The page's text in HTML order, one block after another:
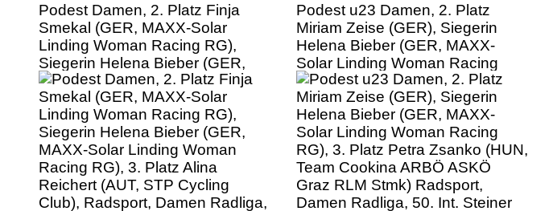
Podest Damen, 2. Platz Finja
Smekal (GER, MAXX-Solar
Linding Woman Racing RG),
Siegerin Helena Bieber (GER,
MAXX-Solar Linding Woman
Racing RG), 3. Platz Alina
Reichert (AUT, STP Cycling
Club), Radsport, Damen Radliga,
50. Int. Steiner Shopping
Erlauftaler Radsporttage
Podest u23 Damen, 2. Platz
Miriam Zeise (GER), Siegerin
Helena Bieber (GER, MAXX-
Solar Linding Woman Racing
RG), 3. Platz Petra Zsanko (HUN,
Team Cookina ARBÖ ASKÖ
Graz RLM Stmk) Radsport,
Damen Radliga, 50. Int. Steiner
Shopping Erlauftaler
Radsporttage